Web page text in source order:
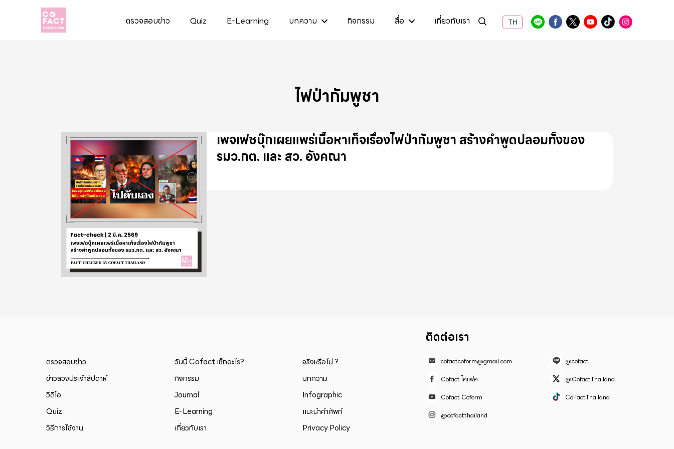
ตรวจสอบข่าว Quiz E-Learning บทความ กิจกรรม สื่อ เกี่ยวกับเรา TH
ไฟป่ากัมพูชา
เพจเฟซบุ๊กเผยแพร่เนื้อหาเท็จเรื่องไฟป่ากัมพูชา สร้างคำพูดปลอมทั้งของ
รมว.กต. และ สว. อังคณา
ตรวจสอบข่าว วันนี้ Cofact เช็กอะไร?
จริงหรือไม่ ?
ข่าวลวงประจำสัปดาห์
กิจกรรม
บทความ
วิดีโอ
Journal
Infographic
Quiz
E-Learning
แนะนำคำศัพท์
วิธีการใช้งาน
เกี่ยวกับเรา Privacy Policy
ติดต่อเรา
cofactcoform@gmail.com
@cofact
Cofact โคแฟค
@CofactThailand
Cofact Coform
CoFactThailand
@cofactthailand